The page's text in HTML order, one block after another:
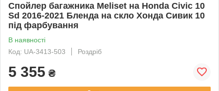
Спойлер багажника Meliset на Honda Civic 10
Sd 2016-2021 Бленда на скло Хонда Сивик 10
під фарбування
В наявності
Код: UA-3413-503
Роздріб
5 355 ₴